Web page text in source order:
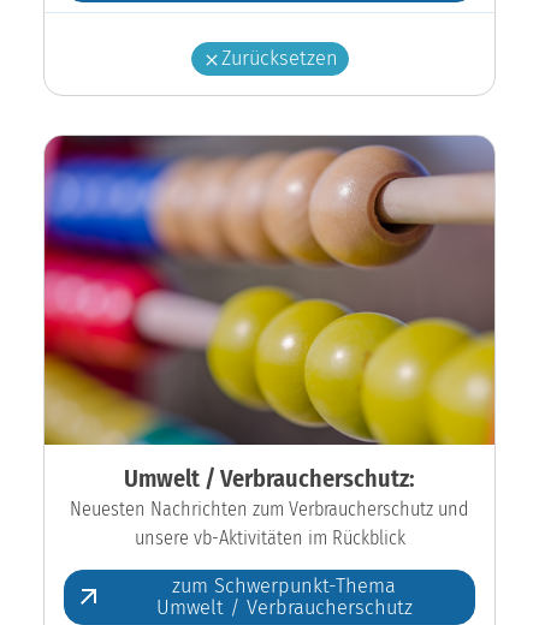
Zurücksetzen
Umwelt / Verbraucherschutz:
Neuesten Nachrichten zum Verbraucherschutz und
unsere vb-Aktivitäten im Rückblick
zum Schwerpunkt-Thema
Umwelt / Verbraucherschutz